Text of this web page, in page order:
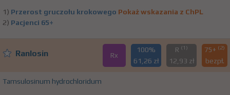
1) Przerost gruczołu krokowego Pokaż wskazania z ChPL
2) Pacjenci 65+
Ranlosin Rx
100%
61,26 zł
R (1)
12,93 zł
75+ (2)
bezpł.
Tamsulosinum hydrochloridum